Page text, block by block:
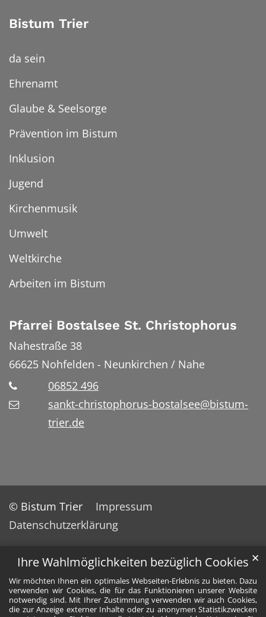
Ihre Wahlmöglichkeiten bezüglich Cookies
Wir möchten Ihnen ein optimales Webseiten-Erlebnis zu bieten. Dazu
verwenden wir Cookies, die für das Funktionieren unserer Website
notwendig sind. Mit Ihrer Zustimmung verwenden wir auch Cookies,
die zur Anzeige externer Inhalte oder zu anonymen Statistikzwecken
✕
Bistum Trier
da sein
Ehrenamt
Glaube & Seelsorge
Prävention im Bistum
Inklusion
Jugend
Kirchenmusik
Umwelt
Weltkirche
Arbeiten im Bistum
Pfarrei Bostalsee St. Christophorus
Nahestraße 38
66625 Nohfelden - Neunkirchen / Nahe
06852 496
sankt-christophorus-bostalsee@bistum-
trier.de
© Bistum Trier
Impressum
Datenschutzerklärung